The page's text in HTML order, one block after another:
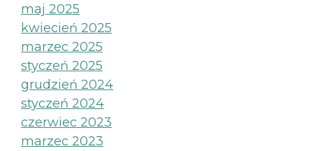
maj 2025
kwiecień 2025
marzec 2025
styczeń 2025
grudzień 2024
styczeń 2024
czerwiec 2023
marzec 2023